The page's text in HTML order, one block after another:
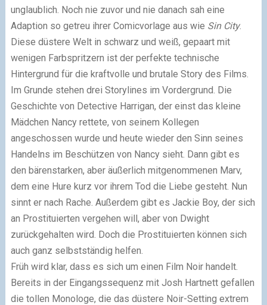
unglaublich. Noch nie zuvor und nie danach sah eine
Adaption so getreu ihrer Comicvorlage aus wie Sin City.
Diese düstere Welt in schwarz und weiß, gepaart mit
wenigen Farbspritzern ist der perfekte technische
Hintergrund für die kraftvolle und brutale Story des Films.
Im Grunde stehen drei Storylines im Vordergrund. Die
Geschichte von Detective Harrigan, der einst das kleine
Mädchen Nancy rettete, von seinem Kollegen
angeschossen wurde und heute wieder den Sinn seines
Handelns im Beschützen von Nancy sieht. Dann gibt es
den bärenstarken, aber äußerlich mitgenommenen Marv,
dem eine Hure kurz vor ihrem Tod die Liebe gesteht. Nun
sinnt er nach Rache. Außerdem gibt es Jackie Boy, der sich
an Prostituierten vergehen will, aber von Dwight
zurückgehalten wird. Doch die Prostituierten können sich
auch ganz selbstständig helfen.
Früh wird klar, dass es sich um einen Film Noir handelt.
Bereits in der Eingangssequenz mit Josh Hartnett gefallen
die tollen Monologe, die das düstere Noir-Setting extrem